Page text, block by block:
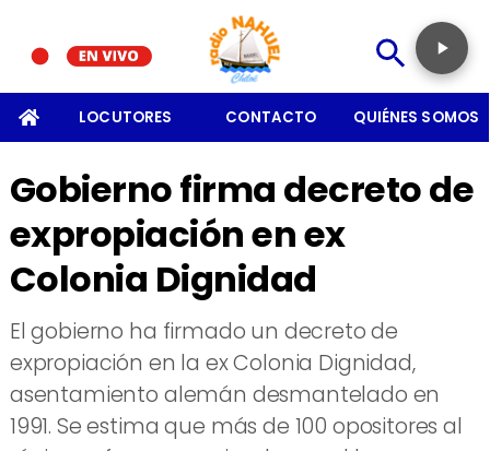
LOCUTORES CONTACTO QUIÉNES SOMOS
Gobierno firma decreto de
expropiación en ex
Colonia Dignidad
El gobierno ha firmado un decreto de
expropiación en la ex Colonia Dignidad,
asentamiento alemán desmantelado en
1991. Se estima que más de 100 opositores al